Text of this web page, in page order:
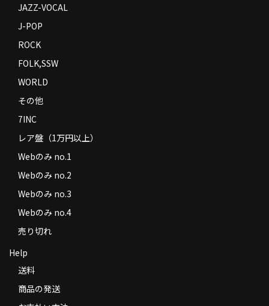
JAZZ-VOCAL
J-POP
ROCK
FOLK,SSW
WORLD
その他
7INC
レア盤（1万円以上）
Webのみ no.1
Webのみ no.2
Webのみ no.3
Webのみ no.4
売り切れ
Help
送料
商品の発送